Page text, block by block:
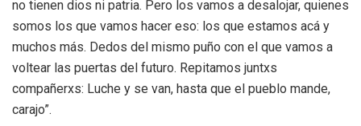
no tienen dios ni patria. Pero los vamos a desalojar, quienes
somos los que vamos hacer eso: los que estamos acá y
muchos más. Dedos del mismo puño con el que vamos a
voltear las puertas del futuro. Repitamos juntxs
compañerxs: Luche y se van, hasta que el pueblo mande,
carajo”.